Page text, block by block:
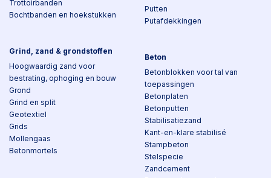
Trottoirbanden
Bochtbanden en hoekstukken
Grind, zand & grondstoffen
Hoogwaardig zand voor
bestrating, ophoging en bouw
Grond
Grind en split
Geotextiel
Grids
Mollengaas
Betonmortels
Putten
Putafdekkingen
Beton
Betonblokken voor tal van
toepassingen
Betonplaten
Betonputten
Stabilisatiezand
Kant-en-klare stabilisé
Stampbeton
Stelspecie
Zandcement